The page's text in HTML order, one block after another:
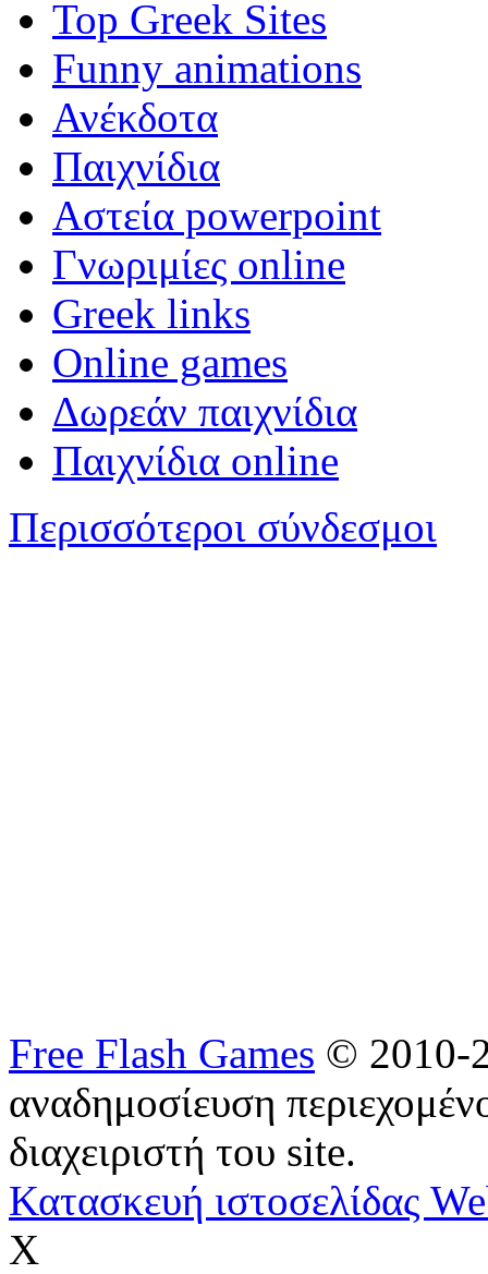
Top Greek Sites
Funny animations
Ανέκδοτα
Παιχνίδια
Αστεία powerpoint
Γνωριμίες online
Greek links
Online games
Δωρεάν παιχνίδια
Παιχνίδια online
Περισσότεροι σύνδεσμοι
Free Flash Games © 2010-
αναδημοσίευση
διαχειριστή του site.
Κατασκευή ιστοσελίδας
X